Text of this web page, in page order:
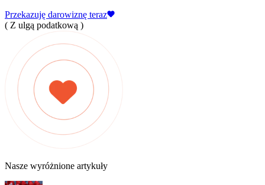
Przekazuję darowiznę teraz
( Z ulgą podatkową )
Nasze wyróżnione artykuły